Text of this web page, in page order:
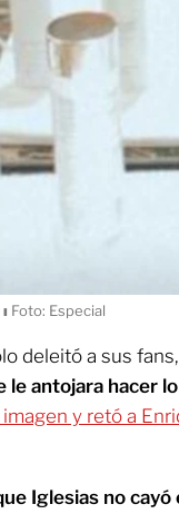
ı Foto: Especial
deleitó a sus
le antojara hacer
y retó a
Iglesias no cayó